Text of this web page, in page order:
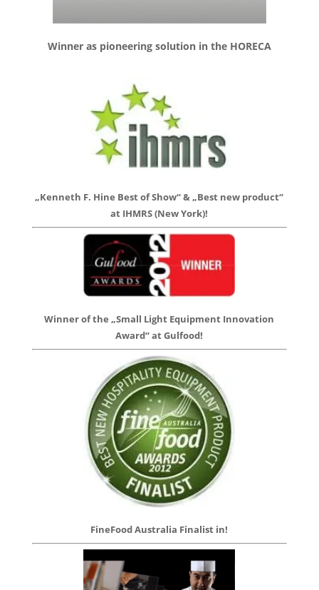
Winner as pioneering solution in the HORECA
„Kenneth F. Hine Best of Show“ & „Best new product“
at IHMRS (New York)!
Winner of the „Small Light Equipment Innovation
Award“ at Gulfood!
FineFood Australia Finalist in!